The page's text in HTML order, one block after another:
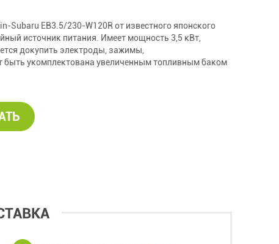
Subaru EB3.5/230-W120R от известного японского
источник питания. Имеет мощность 3,5 кВт,
докупить электроды, зажимы,
быть укомплектована увеличенным топливным баком